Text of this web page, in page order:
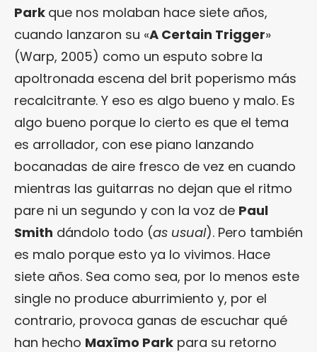
Park que nos molaban hace siete años,
cuando lanzaron su «A Certain Trigger»
(Warp, 2005) como un esputo sobre la
apoltronada escena del brit poperismo más
recalcitrante. Y eso es algo bueno y malo. Es
algo bueno porque lo cierto es que el tema
es arrollador, con ese piano lanzando
bocanadas de aire fresco de vez en cuando
mientras las guitarras no dejan que el ritmo
pare ni un segundo y con la voz de Paul
Smith dándolo todo (as usual). Pero también
es malo porque esto ya lo vivimos. Hace
siete años. Sea como sea, por lo menos este
single no produce aburrimiento y, por el
contrario, provoca ganas de escuchar qué
han hecho Maxïmo Park para su retorno